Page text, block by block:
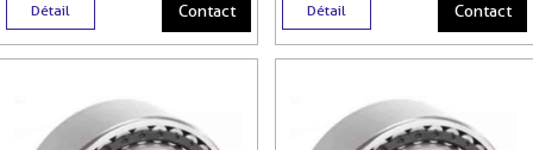
Détail Contact Détail Contact